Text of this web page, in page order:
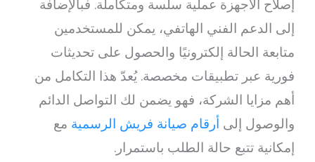
إصلاح الأجهزة عملية سلسة ومتكاملة. فبالإضافة
إلى الدعم الفني الهاتفي، يمكن للمستخدمين
متابعة الحالة إلكترونيًا والحصول على تحديثات
فورية عبر تطبيقات مخصصة. يُعدّ هذا التكامل من
أهم مزايا الشركة، فهو يضمن لك التواصل الدائم
والوصول إلى أرقام صيانة فريش الرسمية مع
إمكانية تتبع حالة الطلب باستمرار.